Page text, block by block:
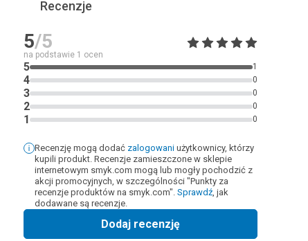
Recenzje
5/5
na podstawie 1 ocen
5 1
4 0
3 0
2 0
1 0
Recenzję mogą dodać zalogowani użytkownicy, którzy
kupili produkt. Recenzje zamieszczone w sklepie
internetowym smyk.com mogą lub mogły pochodzić z
akcji promocyjnych, w szczególności "Punkty za
recenzje produktów na smyk.com". Sprawdź, jak
dodawane są recenzje.
Dodaj recenzję